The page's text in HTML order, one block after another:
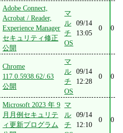
Adobe Connect,
Acrobat / Reader,
Experience Manager
セキュリティ修正
公開
マ
ル
チ
OS
09/14
13:05
0 0
Chrome
117.0.5938.62/.63
公開
マ
ル
チ
OS
09/14
12:28
0 0
Microsoft 2023 年 9
月月例セキュリテ
ィ更新プログラム
マ
ル
チ
09/14
12:10
0 0